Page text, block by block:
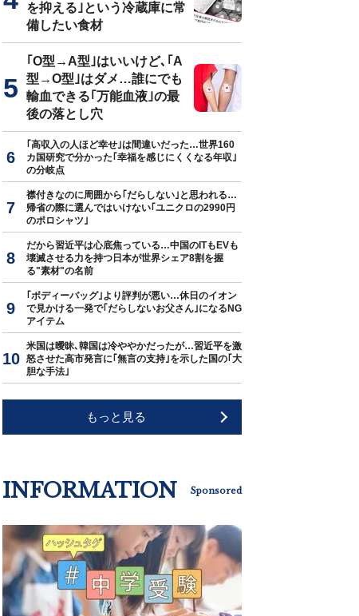
を抑える｣という冷蔵庫に常
備したい食材
｢O型→A型｣はいいけど､｢A
型→O型｣はダメ…誰にでも
輸血できる｢万能血液｣の最
後の落とし穴
｢高収入の人ほど幸せ｣は間違いだった…世界160
カ国研究で分かった｢幸福を感じにくくなる年収｣
の分岐点
襟付きなのに周囲から｢だらしない｣と思われる…
帰省の際に選んではいけない｢ユニクロの2990円
のポロシャツ｣
だから習近平は心底焦っている…中国のITもEVも
壊滅させる力を持つ日本が世界シェア8割を握
る"素材"の名前
｢ボディーバッグ｣より評判が悪い…休日のイオン
で見かける一発で｢だらしないお父さん｣になるNG
アイテム
米国は曖昧､韓国は冷ややかだったが…習近平を激
怒させた高市発言に｢無言の支持｣を示した国の｢大
胆な手法｣
もっと見る
INFORMATION Sponsored